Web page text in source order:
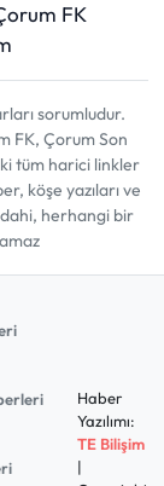
FK
sorumludur.
FK, Çorum Son
tüm harici linkler
köşe yazıları ve
herhangi bir
Haber
Yazılımı:
TE Bilişim
|